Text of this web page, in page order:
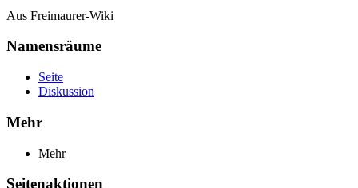
Aus Freimaurer-Wiki
Namensräume
Seite
Diskussion
Mehr
Mehr
Seitenaktionen